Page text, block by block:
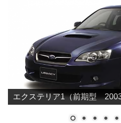
エクステリア1（前期型